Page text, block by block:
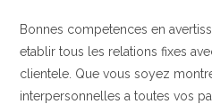
Bonnes competences en
etablir tous les relations fixes
clientele. Que vous soyez
interpersonnelles a toutes vos